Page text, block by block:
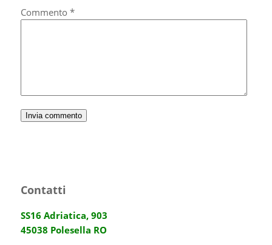
Commento *
Contatti
SS16 Adriatica, 903
45038 Polesella RO